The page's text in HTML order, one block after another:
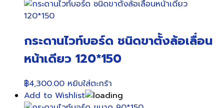
กระดานไวท์บอร์ด ชนิดขาตั้งล้อเลื่อน
หน้าเดียว 120*150
฿4,300.00 หยิบใส่ตะกร้า
Add to Wishlist